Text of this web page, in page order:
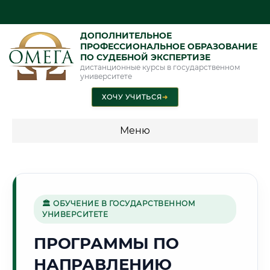
ДОПОЛНИТЕЛЬНОЕ
ПРОФЕССИОНАЛЬНОЕ ОБРАЗОВАНИЕ
ПО СУДЕБНОЙ ЭКСПЕРТИЗЕ
дистанционные курсы в государственном
университете
ХОЧУ УЧИТЬСЯ➜
Меню
специальности"
Стоимость по программам обучения "Судебная экспертиза"
Стоимость по программам обучения "Экспертиза"
🏛 ОБУЧЕНИЕ В ГОСУДАРСТВЕННОМ
УНИВЕРСИТЕТЕ
ПРОГРАММЫ ПО
НАПРАВЛЕНИЮ